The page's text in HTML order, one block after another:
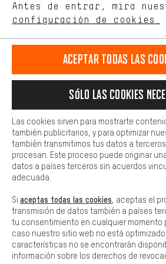
español
ES english
EN Deutsch
DE
RESCINDIR EL CONTRATO Comunidad de
Aviso Legal Protección de datos
Plataforma de reportes
Configuración de las cookies
Todos los precios indicados son en
gastos de envío aEstados
Antes de entrar, mira
configuración de cookies.
de nuestro sitio web y nuestra oferta
comportamiento de compra.
Más confort
cookies de comodidad, creamos
sociales. Esto nos permite
adicionales que le ayudarán a
preguntas de forma rápida y sencilla.
Básica
Las cookies básicas aseguran que
Aceptar todas las
Sólo las cookies
Las cookies sirven para mostrarte
también publicitarios, y para optimizar
también transmitimos tus datos a
procesan. Este proceso puede originar
datos a países terceros sin acuerdos
adecuada.
Si aceptas todas las cookies , aceptas el
transmisión de datos también a países
tu consentimiento en cualquier momento
caso nuestro sitio web no está
características no se encontrarán
información sobre los derechos de